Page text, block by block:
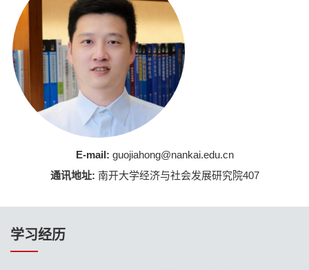
E-mail: guojiahong@nankai.edu.cn
通讯地址: 南开大学经济与社会发展研究院407
学习经历